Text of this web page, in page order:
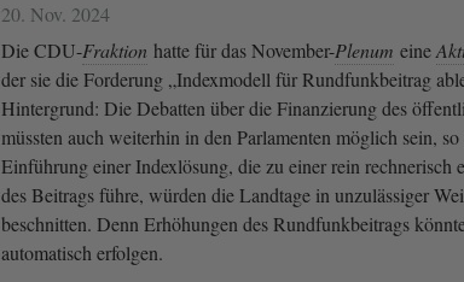
20. Nov. 2024
Die CDU-Fraktion hatte für das November-Plenum eine
der sie die Forderung „Indexmodell für Rundfunkbeitrag
Hintergrund: Die Debatten über die Finanzierung des
müssten auch weiterhin in den Parlamenten möglich sein,
Einführung einer Indexlösung, die zu einer rein rechnerisch
des Beitrags führe, würden die Landtage in unzulässiger
beschnitten. Denn Erhöhungen des Rundfunkbeitrags
automatisch erfolgen.